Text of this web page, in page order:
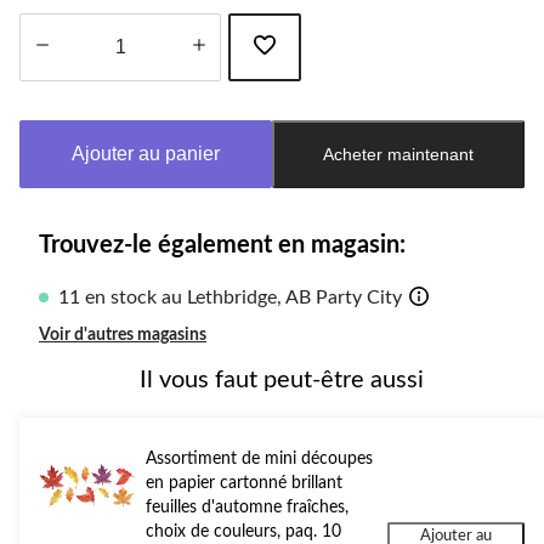
à
Ajouter au panier Acheter maintenant
Trouvez-le également en magasin:
11 en stock au Lethbridge, AB Party City
Voir d'autres magasins
Il vous faut peut-être aussi
Assortiment de mini découpes
en papier cartonné brillant
feuilles d'automne fraîches,
choix de couleurs, paq. 10
Ajouter au